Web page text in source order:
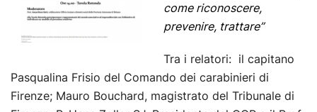
come riconoscere,
prevenire, trattare”
Tra i relatori: il capitano
Pasqualina Frisio del Comando dei carabinieri di
Firenze; Mauro Bouchard, magistrato del Tribunale di